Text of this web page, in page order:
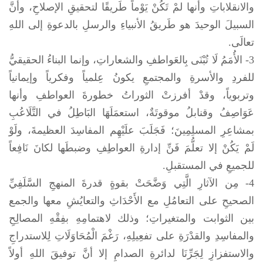
والانقلاباتِ وأنها لمْ تَكُنْ يَوْماً طَريقًا لتحقيقِ الإصلاحِ، وأنَّ
السبيلَ الوحيدَ هو طَريقُ الأنبياءِ والرسلِ بالدعوةِ إلى اللهِ
تعالَى.
3- الأُمَمُ لَا تُبْنَى بِالعَواطفِ والشعاراتِ، وإنما البناءُ الحقيقيُّ
للفردِ والأسرةِ والمجتمعِ يكونُ عِلمياً وفكرياً وإيمانياً
وتربوياً، وقدْ أفرزتْ الثوراتُ خطورةَ العواطفِ وأنها
عَوَاصِفُ وقنابلُ موقوتَةٌ، استعمَلَهَا البَاطِلُ في التَّلَاعُبِ
بمشاعِرِ المسلِمِينَ؛ فَجَلَبَ علَيْهِم المفاسِدَ العظيمةَ، ولَوْ
لَمْ يَكُنْ إلا تعلُّمَ فَنِّ إدارةِ العواطِفِ وضبطَها لكانَ نَافِعاً
للجميعِ في المستقبلِ.
4- مِن الآثارِ الَّتِي وَضَّحَتْ بقوةٍ قدرةَ المنهجِ السَّلَفِيِّ
الصحيحِ على التعامُلِ مع الأَحْدَاثِ والتعايُشِ معها والجمع
بين الثوابت والمتغيراتِ؛ وذلك لاهتمامِهِ بفِقْهِ المصالِحِ
والمفاسِدِ والقدْرَةِ على تفعِيلِهِ، رَغْمَ الْمُحَاوَلَاتِ لِلاستدراجِ
والاستفزازِ لِجَرِّنَا لدائرةِ الصدامِ إلا أنَّ توفيقَ اللهِ أولاً